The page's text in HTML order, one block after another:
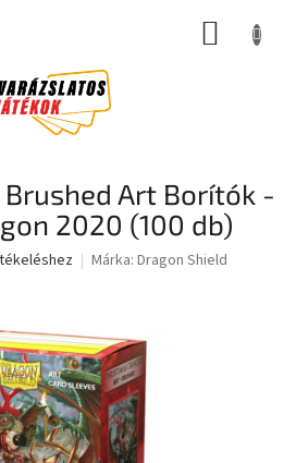
KOSÁR
Art Borítók -
2020 (100 db)
Márka: Dragon Shield